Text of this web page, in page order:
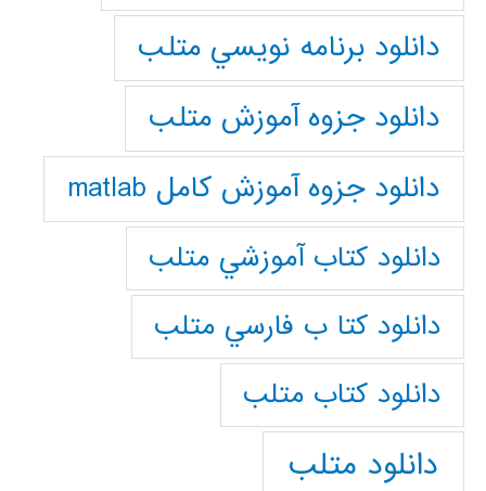
دانلود برنامه نويسي متلب
دانلود جزوه آموزش متلب
دانلود جزوه آموزش کامل matlab
دانلود كتاب آموزشي متلب
دانلود كتا ب فارسي متلب
دانلود كتاب متلب
دانلود متلب